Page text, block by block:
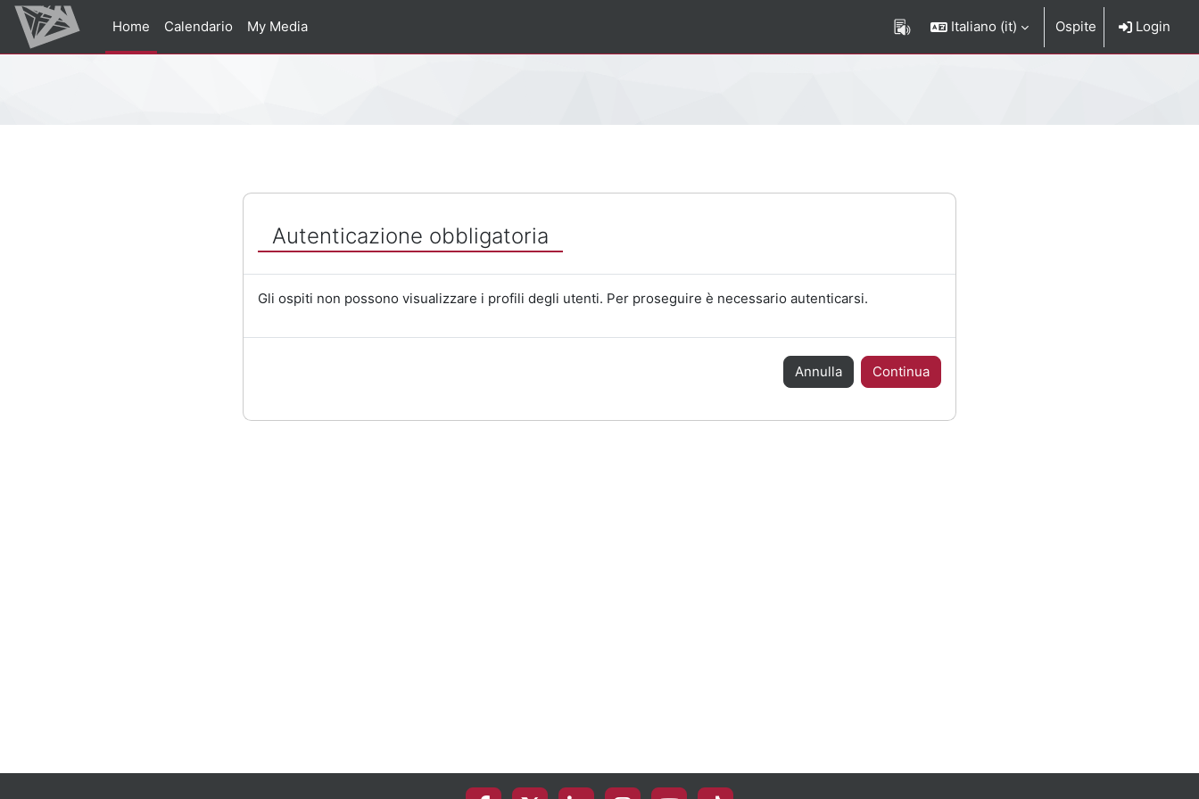
Vai al contenuto principale
Home
Calendario My Media Italiano ‎(it)‎ Ospite Login
Autenticazione obbligatoria
Gli ospiti non possono visualizzare i profili degli utenti. Per proseguire è necessario autenticarsi.
Annulla Continua